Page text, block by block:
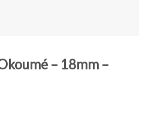
– 18mm –